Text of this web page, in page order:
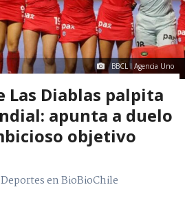
BBCL I Agencia Uno
Las Diablas palpita
apunta a duelo
objetivo
en BioBioChile